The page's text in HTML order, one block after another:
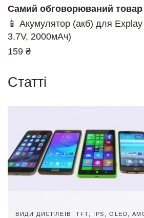
Самий обговорюваний товар
📱 Акумулятор (акб) для
3.7V, 2000мАч)
159 ₴
Cтатті
ВИДИ ДИСПЛЕЇВ: TFT, IPS, OLED,